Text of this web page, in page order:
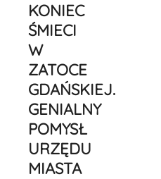
KONIEC
ŚMIECI
W
ZATOCE
GDAŃSKIEJ.
GENIALNY
POMYSŁ
URZĘDU
MIASTA